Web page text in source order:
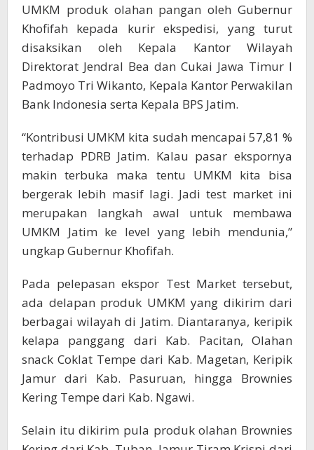
UMKM produk olahan pangan oleh Gubernur
Khofifah kepada kurir ekspedisi, yang turut
disaksikan oleh Kepala Kantor Wilayah
Direktorat Jendral Bea dan Cukai Jawa Timur I
Padmoyo Tri Wikanto, Kepala Kantor Perwakilan
Bank Indonesia serta Kepala BPS Jatim.
“Kontribusi UMKM kita sudah mencapai 57,81 %
terhadap PDRB Jatim. Kalau pasar ekspornya
makin terbuka maka tentu UMKM kita bisa
bergerak lebih masif lagi. Jadi test market ini
merupakan langkah awal untuk membawa
UMKM Jatim ke level yang lebih mendunia,”
ungkap Gubernur Khofifah.
Pada pelepasan ekspor Test Market tersebut,
ada delapan produk UMKM yang dikirim dari
berbagai wilayah di Jatim. Diantaranya, keripik
kelapa panggang dari Kab. Pacitan, Olahan
snack Coklat Tempe dari Kab. Magetan, Keripik
Jamur dari Kab. Pasuruan, hingga Brownies
Kering Tempe dari Kab. Ngawi.
Selain itu dikirim pula produk olahan Brownies